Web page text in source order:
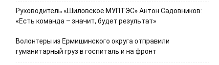
Руководитель «Шиловское МУПТЭС» Антон Садовников:
«Есть команда – значит, будет результат»
Волонтеры из Ермишинского округа отправили
гуманитарный груз в госпиталь и на фронт